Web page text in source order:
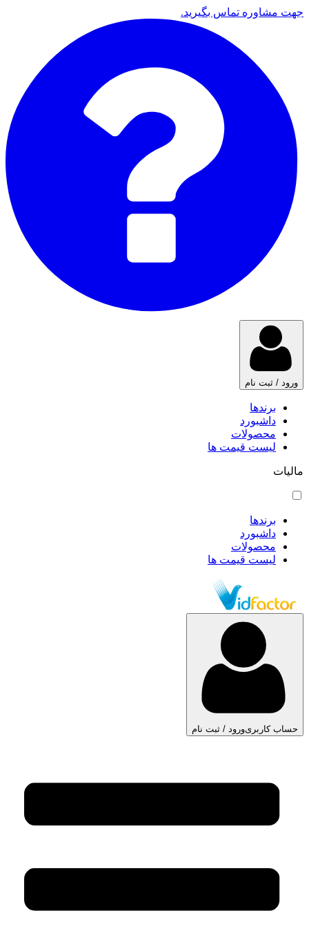
جهت مشاوره تماس بگیرید.
ورود / ثبت نام
برندها
داشبورد
محصولات
لیست قیمت ها
مالیات
برندها
داشبورد
محصولات
لیست قیمت ها
حساب کاربریورود / ثبت نام